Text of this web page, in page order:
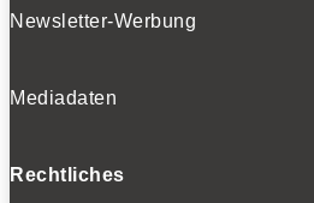
Newsletter-Werbung
Mediadaten
Rechtliches